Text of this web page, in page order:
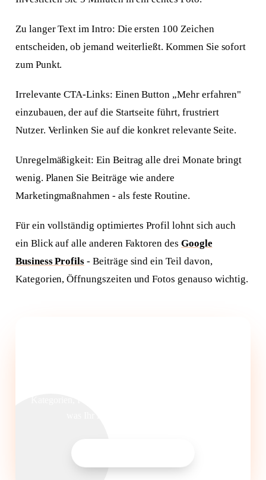
Zu langer Text im Intro: Die ersten 100 Zeichen
entscheiden, ob jemand weiterließt. Kommen Sie sofort
zum Punkt.
Irrelevante CTA-Links: Einen Button „Mehr erfahren"
einzubauen, der auf die Startseite führt, frustriert
Nutzer. Verlinken Sie auf die konkret relevante Seite.
Unregelmäßigkeit: Ein Beitrag alle drei Monate bringt
wenig. Planen Sie Beiträge wie andere
Marketingmaßnahmen - als feste Routine.
Für ein vollständig optimiertes Profil lohnt sich auch
ein Blick auf alle anderen Faktoren des Google
Business Profils - Beiträge sind ein Teil davon,
Kategorien, Öffnungszeiten und Fotos genauso wichtig.
Antwort in 24 h
Anliegen wählen
Worum geht's?
Webseite + SEO von Grund auf
Bestehende Website
Mehr Sichtbarkeit und Anfragen